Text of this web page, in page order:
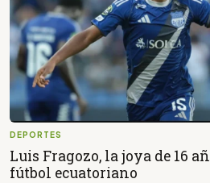
DEPORTES
Luis Fragozo, la joya de 16
fútbol ecuatoriano